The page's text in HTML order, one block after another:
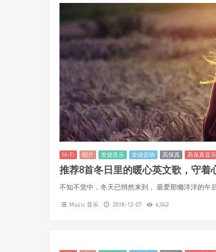
Hi-Fi 唱片 发烧音乐 发烧音响 高保真 高保真音乐
推荐8首冬日里的暖心英文歌，守着
不知不觉中，冬天已悄然来到， 最爱那懒洋洋的午
Music 音乐 2018-12-07 6,042